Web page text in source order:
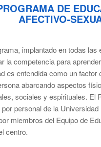
DE
AFECTIVO-
implantado en todas las
la competencia para
es entendida como un factor
abarcando aspectos
sociales y espirituales. El
por personal de la
miembros del Equipo de
centro.